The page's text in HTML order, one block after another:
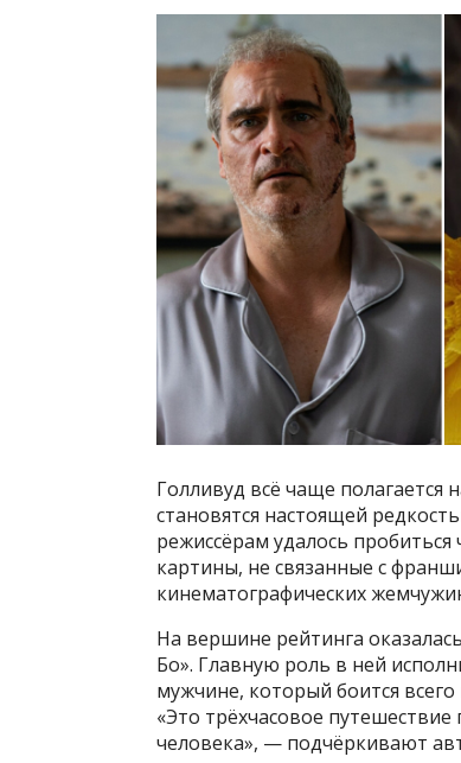
Голливуд всё чаще
становятся настоящей
режиссёрам удалось
картины, не связанные с
кинематографических
На вершине рейтинга
Бо». Главную роль в ней
мужчине, который боится
«Это трёхчасовое
человека», — подчёркивают